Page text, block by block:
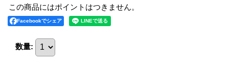
この商品にはポイントはつきません。
Facebookでシェア
数量: